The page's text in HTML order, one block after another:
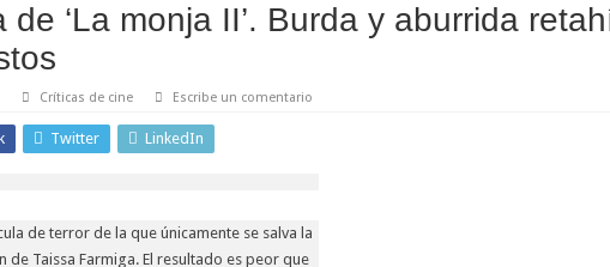
de ‘La monja II’. Burda y aburrida
Críticas de cine Escribe un comentario
Twitter LinkedIn
de terror de la que únicamente se salva la
de Taissa Farmiga. El resultado es peor que